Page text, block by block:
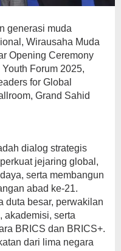
generasi muda
Wirausaha Muda
Opening Ceremony
Forum 2025,
for Global
Grand Sahid
dialog strategis
jejaring global,
serta membangun
abad ke-21.
duta besar, perwakilan
akademisi, serta
BRICS dan BRICS+.
dari lima negara